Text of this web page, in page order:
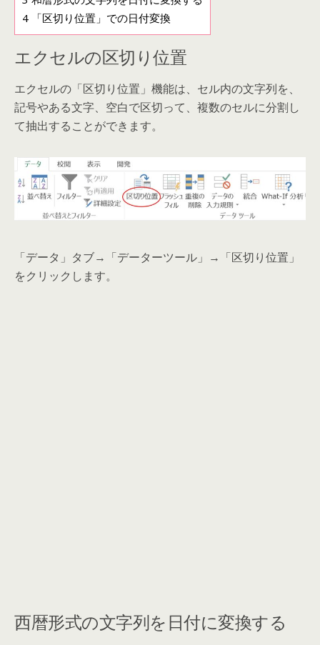
4 「区切り位置」での日付変換
エクセルの区切り位置
エクセルの「区切り位置」機能は、セル内の文字列を、
記号やある文字、空白で区切って、複数のセルに分割し
て抽出することができます。
「データ」タブ→「データーツール」→「区切り位置」
をクリックします。
西暦形式の文字列を日付に変換する